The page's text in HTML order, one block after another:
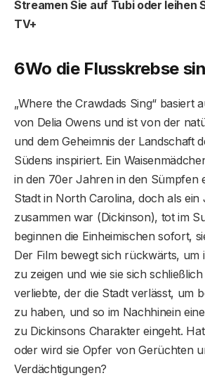
Streamen Sie auf Tubi oder leihen
TV+
6Wo die Flusskrebse
„Where the Crawdads Sing“ basiert
von Delia Owens und ist von der
und dem Geheimnis der Landschaft
Südens inspiriert. Ein
in den 70er Jahren in den Sümpfen
Stadt in North Carolina, doch als ein
zusammen war (Dickinson), tot im
beginnen die Einheimischen sofort,
Der Film bewegt sich rückwärts, um
zu zeigen und wie sie sich
verliebte, der die Stadt verlässt, um
zu haben, und so im Nachhinein
zu Dickinsons Charakter eingeht.
oder wird sie Opfer von Gerüchten
Verdächtigungen?